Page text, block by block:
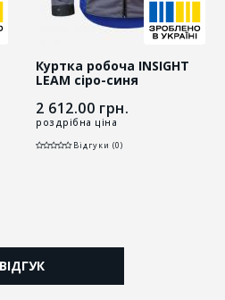
Куртка робоча INSIGHT
LEAM сіро-синя
2 612.00 грн.
роздрібна ціна
Відгуки (0)